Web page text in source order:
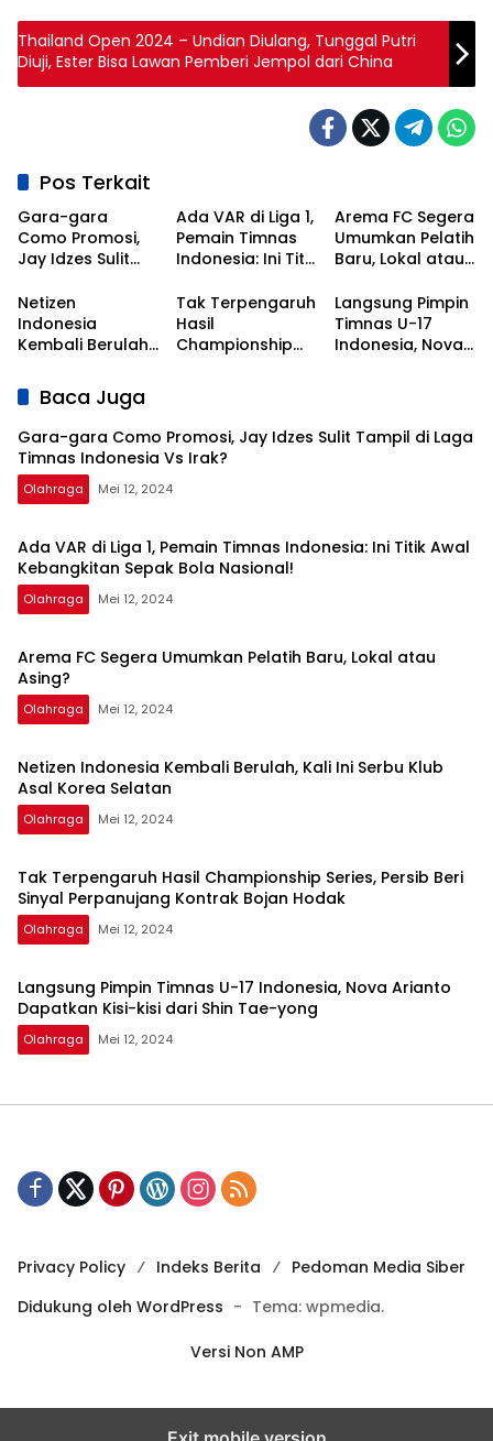
Thailand Open 2024 – Undian Diulang, Tunggal Putri
Diuji, Ester Bisa Lawan Pemberi Jempol dari China
Pos Terkait
Gara-gara
Como Promosi,
Jay Idzes Sulit
Timnas
Indonesia Vs
Irak?
Ada VAR di Liga 1,
Pemain Timnas
Indonesia: Ini Titik
Kebangkitan
Sepak Bola
Nasional!
Arema FC Segera
Umumkan Pelatih
Baru, Lokal atau
Netizen
Indonesia
Kembali Berulah,
Asal Korea
Selatan
Tak Terpengaruh
Hasil
Championship
Kontrak Bojan
Hodak
Langsung Pimpin
Timnas U-17
Indonesia, Nova
yong
Baca Juga
Gara-gara Como Promosi, Jay Idzes Sulit Tampil di Laga
Timnas Indonesia Vs Irak?
Olahraga Mei 12, 2024
Ada VAR di Liga 1, Pemain Timnas Indonesia: Ini Titik Awal
Kebangkitan Sepak Bola Nasional!
Olahraga Mei 12, 2024
Arema FC Segera Umumkan Pelatih Baru, Lokal atau
Asing?
Olahraga Mei 12, 2024
Netizen Indonesia Kembali Berulah, Kali Ini Serbu Klub
Asal Korea Selatan
Olahraga Mei 12, 2024
Tak Terpengaruh Hasil Championship Series, Persib Beri
Sinyal Perpanujang Kontrak Bojan Hodak
Olahraga Mei 12, 2024
Langsung Pimpin Timnas U-17 Indonesia, Nova Arianto
Dapatkan Kisi-kisi dari Shin Tae-yong
Olahraga Mei 12, 2024
Privacy Policy Indeks Berita
Pedoman Media Siber
Didukung oleh WordPress - Tema: wpmedia.
Versi Non AMP